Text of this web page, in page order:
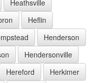
Heathsville
Heflin
Henderson
Hendersonville
Hereford
Herkimer